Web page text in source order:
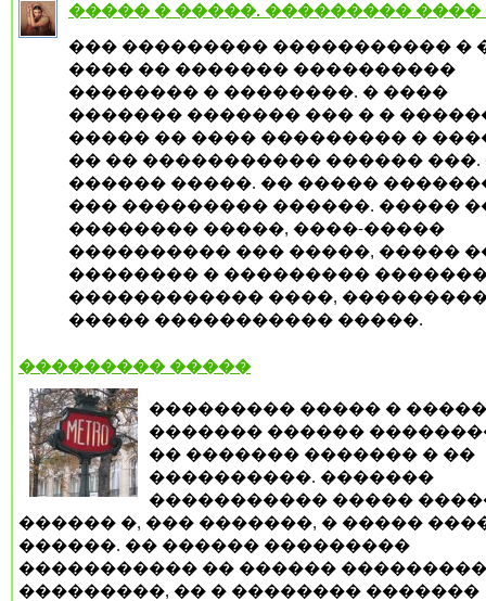
����� � �����. ��������� ����
��� ��������� ����������� �
���� �� ������� ����������
�������� � ��������. � ����
������� ������� ��� � �
����� �� ���� ��������� �
�� �� ����������� ������ ���.
������ �����. �� �����
��� ��������� ������. �����
�������� �����, ����-�����
���������� ��� �����, �����
�������� � ���������
������������ ����,
����� ����������� �����.
��������� �����
��������� ����� � �����
������� ������
�� ������� ������� � ��
����������. �������
����������� �����
������ �, ��� �������, � �����
������. �� ������ ���������
����������� �� ������ ���������
���������, �� � �������� �������